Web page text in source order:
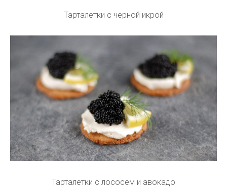
Тарталетки с черной икрой
Тарталетки с лососем и авокадо